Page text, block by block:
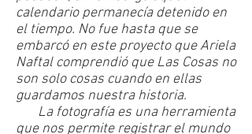
calendario permanecía detenido en
el tiempo. No fue hasta que se
embarcó en este proyecto que Ariela
Naftal comprendió que Las Cosas no
son solo cosas cuando en ellas
guardamos nuestra historia.
La fotografía es una herramienta
que nos permite registrar el mundo